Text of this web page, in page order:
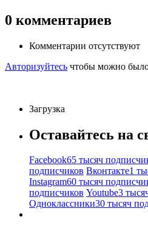
0 комментариев
Комментарии отсутствуют
Авторизуйтесь чтобы можно было
Загрузка
Оставайтесь на
Facebook65 тысяч
подписчиков Вконтакте1
Instagram60 тысяч
подписчиков Youtube3
Одноклассники30 тысяч